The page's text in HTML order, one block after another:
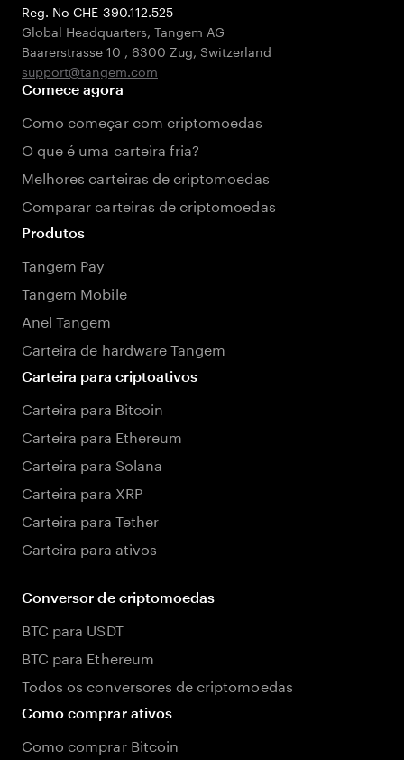
Reg. No CHE-390.112.525
Global Headquarters, Tangem AG
Baarerstrasse 10 , 6300 Zug, Switzerland
support@tangem.com
Comece agora
Como começar com criptomoedas
O que é uma carteira fria?
Melhores carteiras de criptomoedas
Comparar carteiras de criptomoedas
Produtos
Tangem Pay
Tangem Mobile
Anel Tangem
Carteira de hardware Tangem
Carteira para criptoativos
Carteira para Bitcoin
Carteira para Ethereum
Carteira para Solana
Carteira para XRP
Carteira para Tether
Carteira para ativos
Conversor de criptomoedas
BTC para USDT
BTC para Ethereum
Todos os conversores de criptomoedas
Como comprar ativos
Como comprar Bitcoin